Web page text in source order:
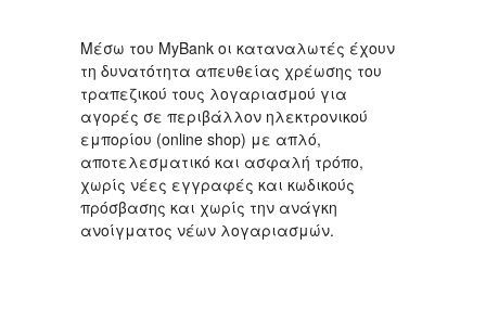
Μέσω του MyBank οι καταναλωτές έχουν
τη δυνατότητα απευθείας χρέωσης του
τραπεζικού τους λογαριασμού για
αγορές σε περιβάλλον ηλεκτρονικού
εμπορίου (online shop) με απλό,
αποτελεσματικό και ασφαλή τρόπο,
χωρίς νέες εγγραφές και κωδικούς
πρόσβασης και χωρίς την ανάγκη
ανοίγματος νέων λογαριασμών.